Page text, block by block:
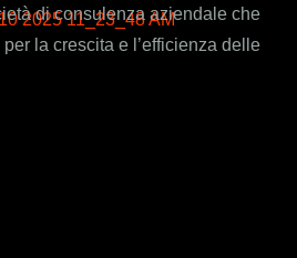
di consulenza aziendale che
la crescita e l’efficienza delle